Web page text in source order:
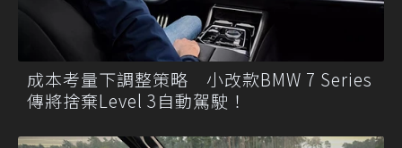
成本考量下調整策略 小改款BMW 7 Series
傳將捨棄Level 3自動駕駛！